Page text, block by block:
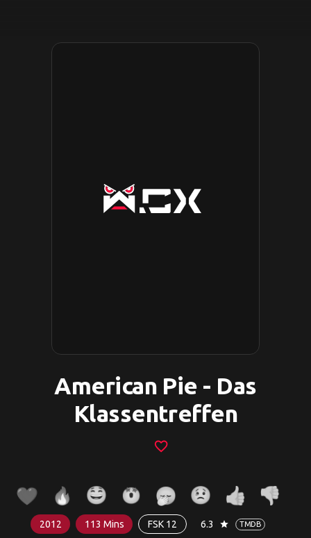
American Pie - Das
Klassentreffen
favorite_border
2012 113 Mins FSK 12 6.3 star TMDB